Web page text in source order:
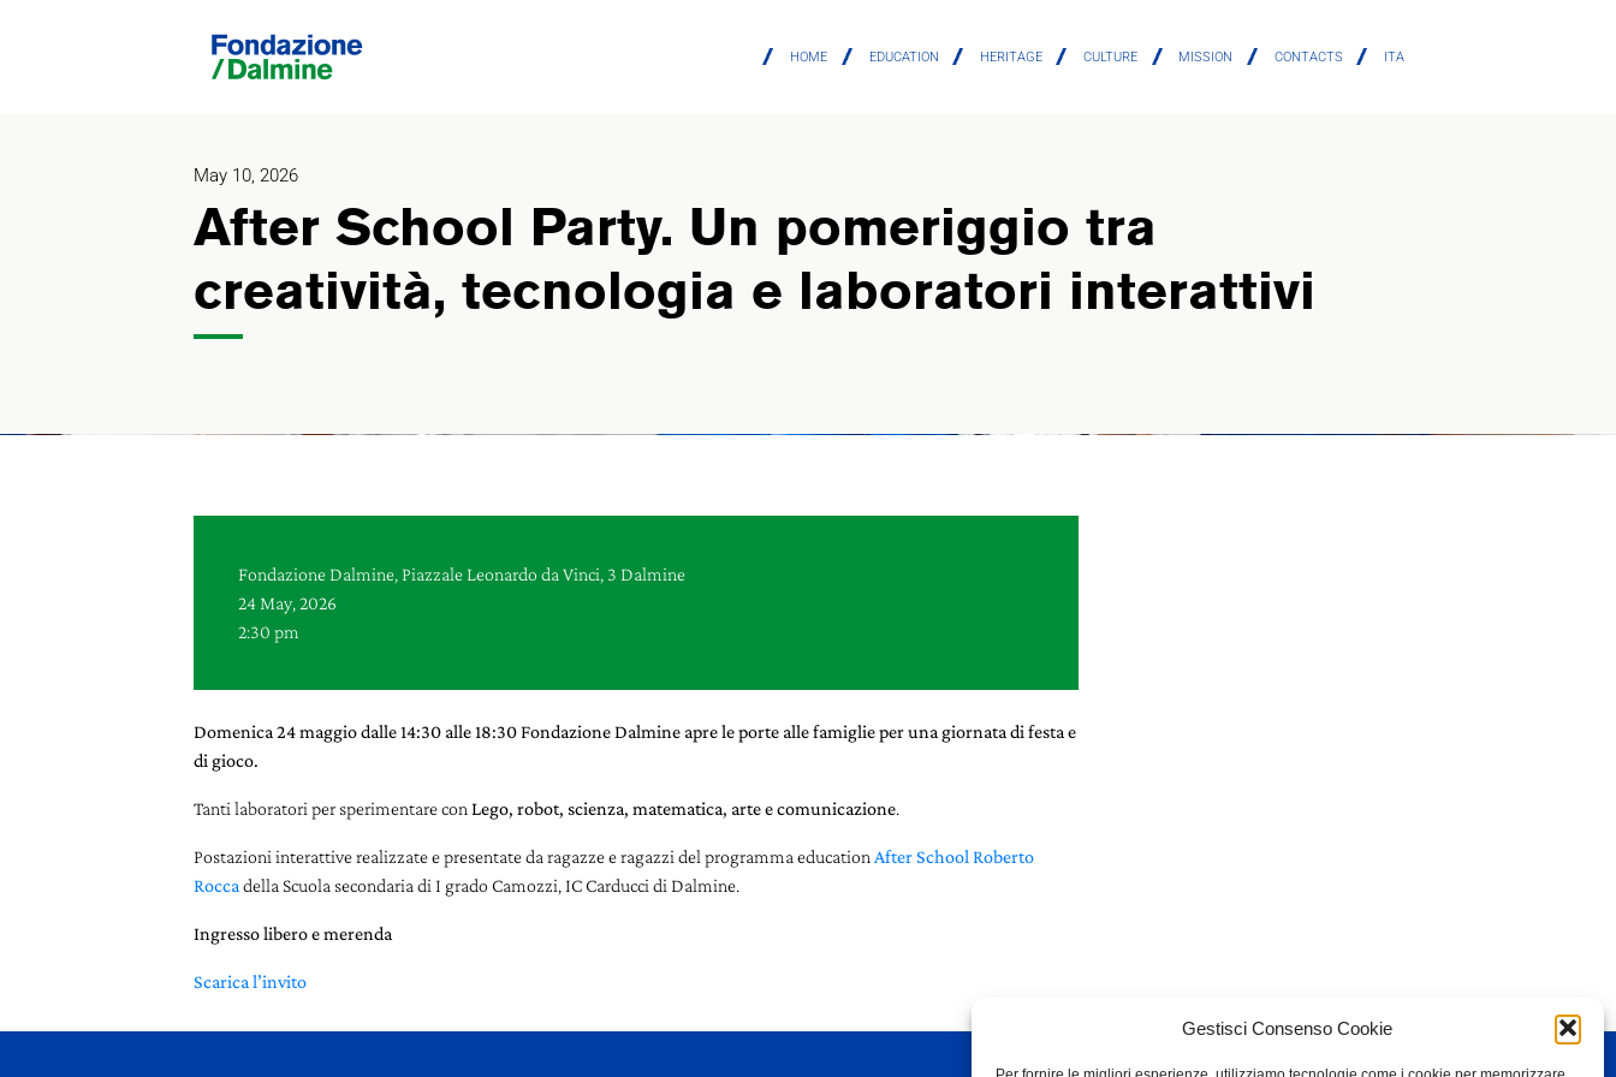
Gestisci Consenso Cookie
HOME EDUCATION HERITAGE CULTURE MISSION CONTACTS ITA
May 10, 2026
After School Party. Un pomeriggio tra
creatività, tecnologia e laboratori interattivi
Fondazione Dalmine, Piazzale Leonardo da Vinci, 3 Dalmine
24 May, 2026
2:30 pm
Domenica 24 maggio dalle 14:30 alle 18:30 Fondazione Dalmine apre le porte alle famiglie per una giornata di festa e
di gioco.
Tanti laboratori per sperimentare conLego, robot, scienza, matematica, arte e comunicazione.
Postazioni interattive realizzate e presentate da ragazze e ragazzi del programma education After School Roberto
Rocca della Scuola secondaria di I grado Camozzi, IC Carducci di Dalmine.
Ingresso libero e merenda
Scarica l’invito